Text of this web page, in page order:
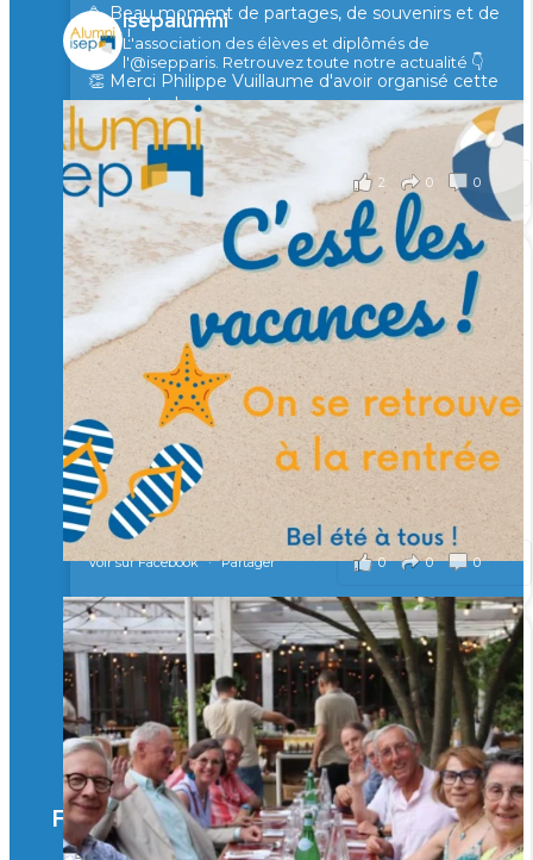
🥳 Beau moment de partages, de souvenirs et de
rires !
👏 Merci Philippe Vuillaume d'avoir organisé cette
rencontre !
il y a 2 mois
2 0 0
Voir sur Facebook · Partager
🙏 Soutenez l’Isep via la taxe d’apprentissage 2026
et contribuons ensemble à former les générations
d’ingénieurs de demain. 🙏
Merci à tous !
🎯 Taxe d’apprentissage 2026 : avec l'Isep, investissez pour
un numérique au service de l'humain !
À l’Isep, nous formons des ingénieurs, des bachelors, des
Mastères Spécialisés, qui allient excellence technologique et
valeurs humaines, au cœur de notre pro
...Voir plus
il y a 2 mois
0 0 0
Voir sur Facebook · Partager
🚀Afterwork à Genève 🚀
🥳 Le 22 avril dernier, 14 Alumni vivant / travaillant
en Suisse ont partagé un moment convivial de
retrouvailles et d'échanges !
Merci à tous pour votre présence et à Alexandre
CHEA pour l'organisation !
il y a 3 mois
isepalumni
L'association des élèves et diplômés de
l'@isepparis. Retrouvez toute notre actualité 👇
Facebook